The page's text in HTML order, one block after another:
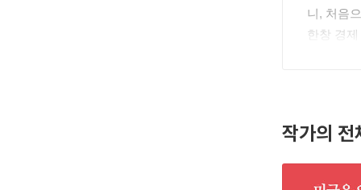
니, 처음
한창 경
작가의 전